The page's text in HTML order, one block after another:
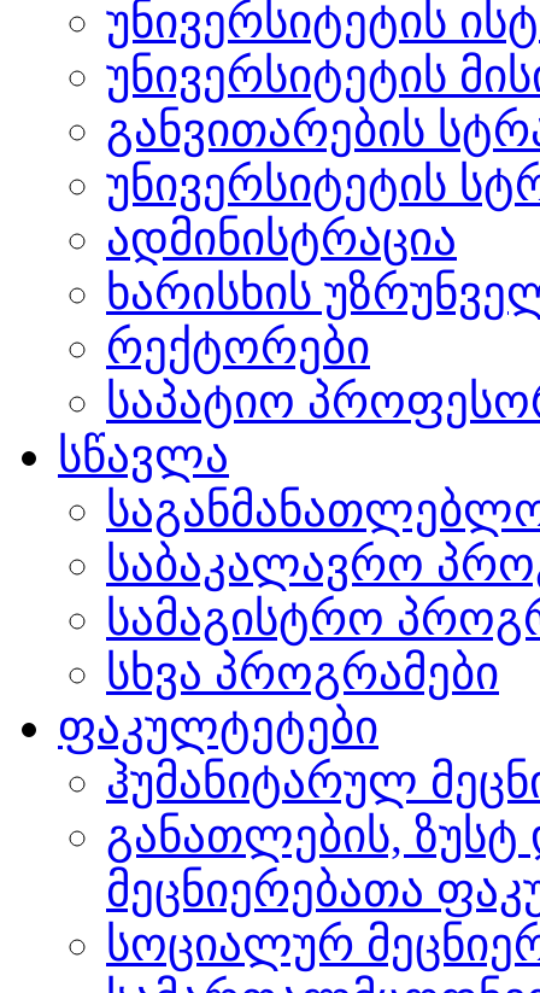
უნივერსიტეტის
უნივერსიტეტის
განვითარების
უნივერსიტეტის
ადმინისტრაცია
ხარისხის
რექტორები
საპატიო
სწავლა
საბაკალავრო
სამაგისტრო
სხვა პროგრამები
ფაკულტეტები
ჰუმანიტარულ
განათლების, ზუსტ
მეცნიერებათა
სოციალურ